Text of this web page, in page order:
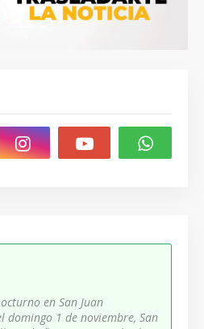
en San Juan
domingo 1 de noviembre, San